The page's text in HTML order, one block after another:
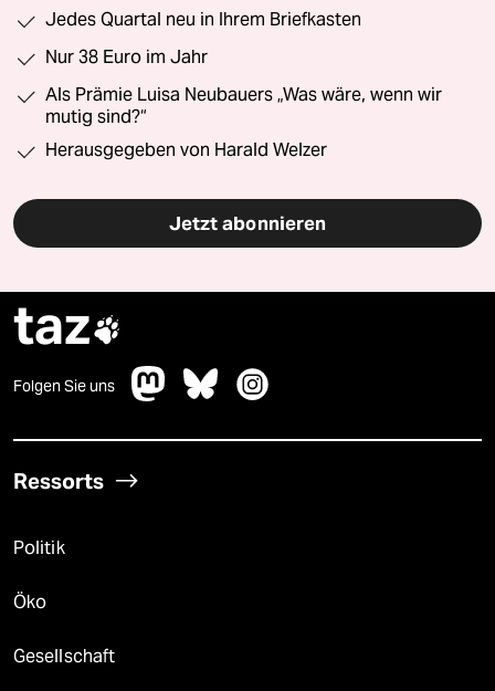
Jedes Quartal neu in Ihrem Briefkasten
Nur 38 Euro im Jahr
Als Prämie Luisa Neubauers „Was wäre, wenn wir
mutig sind?“
Herausgegeben von Harald Welzer
Jetzt abonnieren
taz
Folgen Sie uns
Ressorts
Politik
Öko
Gesellschaft